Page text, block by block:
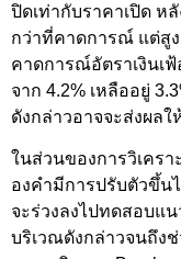
ปิดเท่ากับราคาเปิด ห
กว่าที่คาดการณ์ แต่สู
คาดการณ์อัตราเงินเ
จาก 4.2% เหลืออยู่
ดังกล่าวอาจจะส่งผล
ในส่วนของการวิเคร
องคำมีการปรับตัวขึ้น
จะร่วงลงไปทดสอบแ
บริเวณดังกล่าวจนถึง